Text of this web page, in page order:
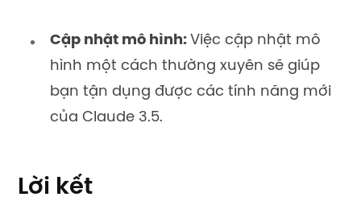
Cập nhật mô hình: Việc cập nhật mô
hình một cách thường xuyên sẽ giúp
bạn tận dụng được các tính năng mới
của Claude 3.5.
Lời kết